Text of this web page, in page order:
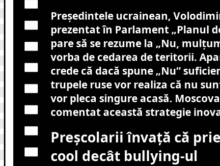
Președintele ucrainean,
prezentat în Parlament „Planul
pare să se rezume la „Nu,
vorba de cedarea de teritorii.
crede că dacă spune „Nu”
trupele ruse vor realiza că nu
vor pleca singure acasă.
comentat această strategie
Preșcolarii învață că
cool decât bullying-ul